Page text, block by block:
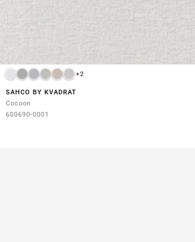
+2
SAHCO BY KVADRAT
Cocoon
600690-0001